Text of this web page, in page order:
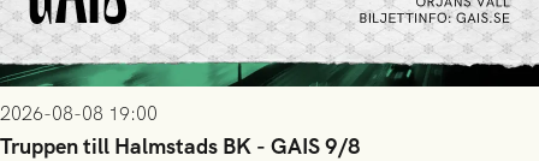
2026-08-08 19:00
Truppen till Halmstads BK - GAIS 9/8